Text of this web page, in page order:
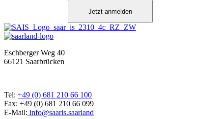
Jetzt anmelden
Eschberger Weg 40
66121 Saarbrücken
Tel: +49 (0) 681 210 66 100
Fax: +49 (0) 681 210 66 099
E-Mail: info@saaris.saarland